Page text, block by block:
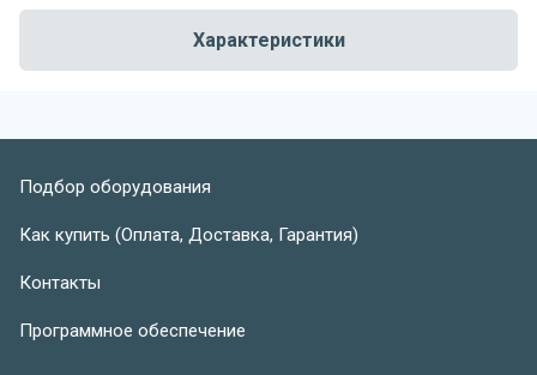
Характеристики
Подбор оборудования
Как купить (Оплата, Доставка, Гарантия)
Контакты
Программное обеспечение